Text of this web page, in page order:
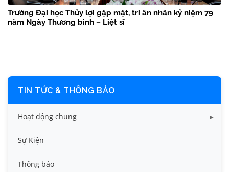
Trường Đại học Thủy lợi gặp mặt, tri ân nhân kỷ niệm 79
năm Ngày Thương binh – Liệt sĩ
TIN TỨC & THÔNG BÁO
Hoạt động chung
Tin công tác sinh viên
Tin đào tạo
Sự Kiện
Thông báo